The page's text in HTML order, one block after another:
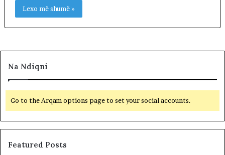
Lexo më shumë »
Na Ndiqni
Go to the Arqam options page to set your social accounts.
Featured Posts